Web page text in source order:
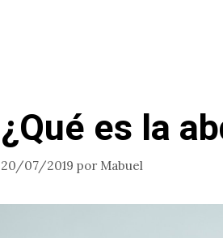
¿Qué es la
20/07/2019 por Mabuel